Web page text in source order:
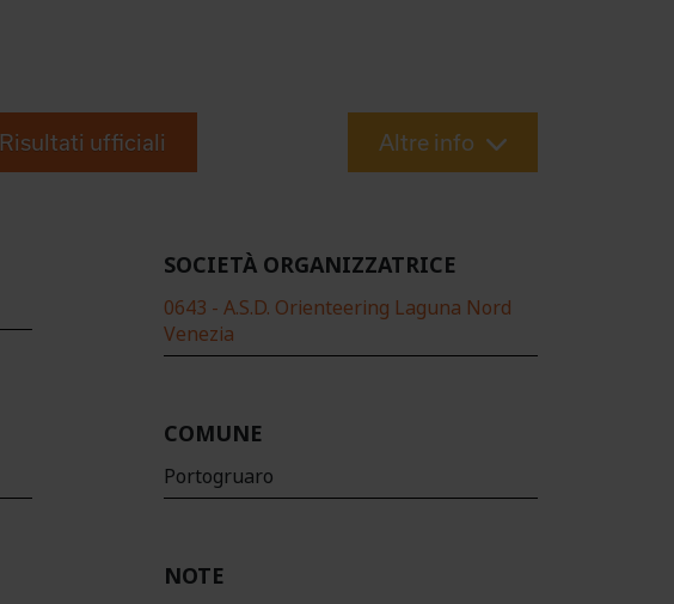
Risultati ufficiali Altre info
SOCIETÀ ORGANIZZATRICE
0643 - A.S.D. Orienteering Laguna Nord
Venezia
COMUNE
Portogruaro
NOTE